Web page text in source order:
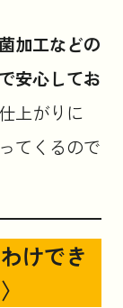
加工などの
安心してお
上がりに
てくるので
けでき